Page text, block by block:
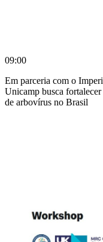
09:00
Em parceria com o
Unicamp busca
de arbovírus no Brasil